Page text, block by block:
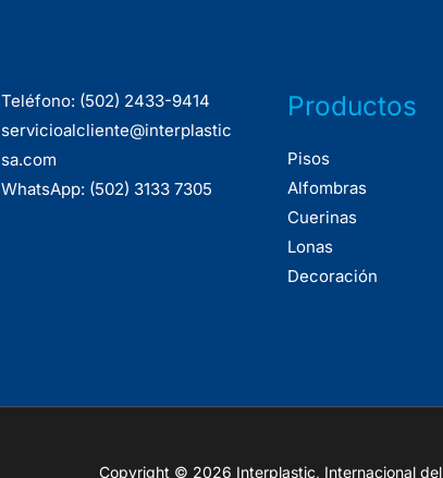
Teléfono: (502) 2433-9414
servicioalcliente@interplastic
sa.com
WhatsApp: (502) 3133 7305
Productos
Pisos
Alfombras
Cuerinas
Lonas
Decoración
Copyright © 2026 Interplastic, Internacional